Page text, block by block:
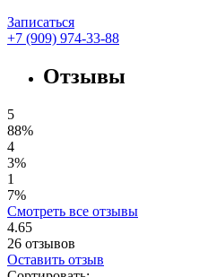
Записаться
+7 (909) 974-33-88
Отзывы
5
88%
4
3%
1
7%
Смотреть все отзывы
4.65
26 отзывов
Оставить отзыв